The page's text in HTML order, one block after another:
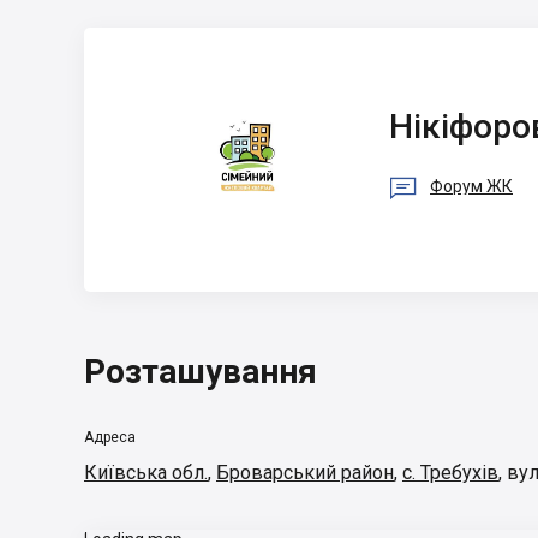
 Форум ЖК
Розташування
Адреса
Київська обл., Броварський район, с. Требухів,